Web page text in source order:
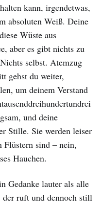
kann, irgendetwas,
absoluten Weiß. Deine
Wüste aus
aber es gibt nichts zu
selbst. Atemzug
gehst du weiter,
um deinem Verstand
und deine
Stille. Sie werden leiser
Flüstern sind – nein,
Hauchen.
Gedanke lauter als alle
der ruft und dennoch still